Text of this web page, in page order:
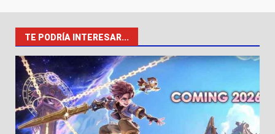
TE PODRÍA INTERESAR...